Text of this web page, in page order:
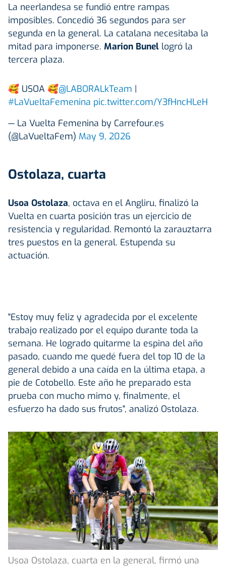
La neerlandesa se fundió entre rampas
imposibles. Concedió 36 segundos para ser
segunda en la general. La catalana necesitaba la
mitad para imponerse. Marion Bunel logró la
tercera plaza.
🥰 USOA 🥰@LABORALkTeam |
#LaVueltaFemenina pic.twitter.com/Y3fHncHLeH
— La Vuelta Femenina by Carrefour.es
(@LaVueltaFem) May 9, 2026
Ostolaza, cuarta
Usoa Ostolaza, octava en el Angliru, finalizó la
Vuelta en cuarta posición tras un ejercicio de
resistencia y regularidad. Remontó la zarauztarra
tres puestos en la general. Estupenda su
actuación.
"Estoy muy feliz y agradecida por el excelente
trabajo realizado por el equipo durante toda la
semana. He logrado quitarme la espina del año
pasado, cuando me quedé fuera del top 10 de la
general debido a una caída en la última etapa, a
pie de Cotobello. Este año he preparado esta
prueba con mucho mimo y, finalmente, el
esfuerzo ha dado sus frutos", analizó Ostolaza.
Usoa Ostolaza, cuarta en la general, firmó una